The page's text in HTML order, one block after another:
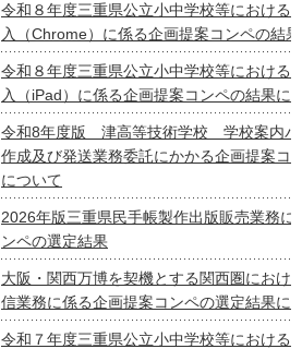
令和８年度三重県公立小中学校等における
入（Chrome）に係る企画提案コンペの結
令和８年度三重県公立小中学校等における
入（iPad）に係る企画提案コンペの結果に
令和8年度版 津高等技術学校 学校案内パ
作成及び発送業務委託にかかる企画提案コ
について
2026年版三重県民手帳製作出版販売業務に
ンペの選定結果
大阪・関西万博を契機とする関西圏におけ
信業務に係る企画提案コンペの選定結果に
令和７年度三重県公立小中学校等における